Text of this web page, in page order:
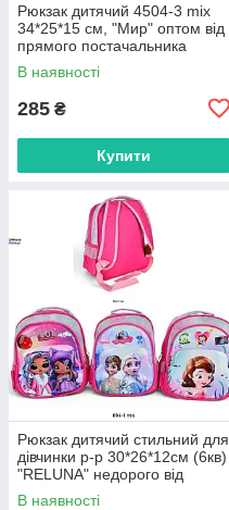
Рюкзак дитячий 4504-3 mix
34*25*15 см, "Мир" оптом від
прямого постачальника
В наявності
285 ₴
Купити
Рюкзак дитячий стильний для
дівчинки р-р 30*26*12см (6кв)
"RELUNA" недорого від
прямого постачальника
В наявності